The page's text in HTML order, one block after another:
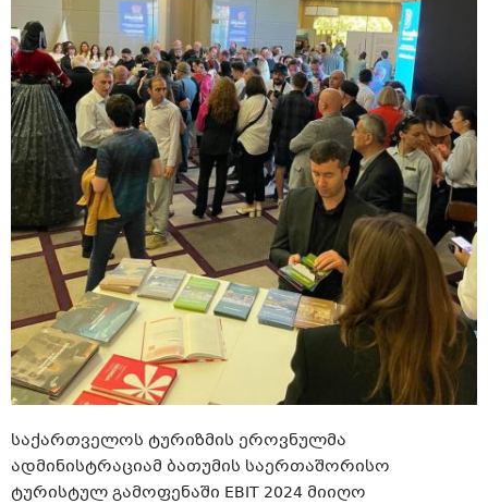
საქართველოს ტურიზმის ეროვნულმა
ადმინისტრაციამ ბათუმის საერთაშორისო
ტურისტულ გამოფენაში EBIT 2024 მიიღო